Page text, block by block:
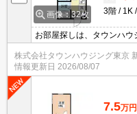
画像：32枚
3階
1K
お部屋探しは、タウンハウ
様に合ったお部屋をお探し
談くださいませ。
株式会社タウンハウジング東京
情報更新日 2026/08/07
7.5万円